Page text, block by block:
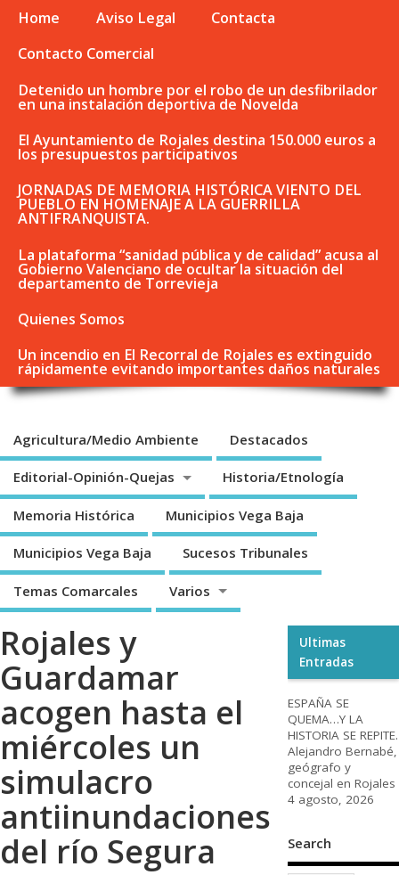
Home Aviso Legal
Contacta
Contacto Comercial
Detenido un hombre por el robo de un desfibrilador
en una instalación deportiva de Novelda
El Ayuntamiento de Rojales destina 150.000 euros a
los presupuestos participativos
JORNADAS DE MEMORIA HISTÓRICA VIENTO DEL
PUEBLO EN HOMENAJE A LA GUERRILLA
ANTIFRANQUISTA.
La plataforma “sanidad pública y de calidad” acusa al
Gobierno Valenciano de ocultar la situación del
departamento de Torrevieja
Quienes Somos
Un incendio en El Recorral de Rojales es extinguido
rápidamente evitando importantes daños naturales
Agricultura/Medio Ambiente Destacados
Editorial-Opinión-Quejas Historia/Etnología
Memoria Histórica Municipios Vega Baja
Municipios Vega Baja Sucesos Tribunales
Temas Comarcales Varios
Rojales y
Guardamar
acogen hasta el
miércoles un
simulacro
antiinundaciones
del río Segura
Ultimas
Entradas
ESPAÑA SE
QUEMA…Y LA
HISTORIA SE REPITE.
Alejandro Bernabé,
geógrafo y
concejal en Rojales
4 agosto, 2026
Search